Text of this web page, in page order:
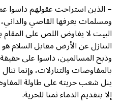
–الذين استراحت عقولهم داسوا
ومسلمات يعرفها القاصي
البيت لا يفاوض اللص على المقام
التنازل عن الأرض مقابل السلام
وذبح المسالمين، داسوا على
بالمفاوضات والتنازلات، وإنما
ينل شعب حريته على طاولة
إلا بتقديم الدماء ثمنا للحرية.